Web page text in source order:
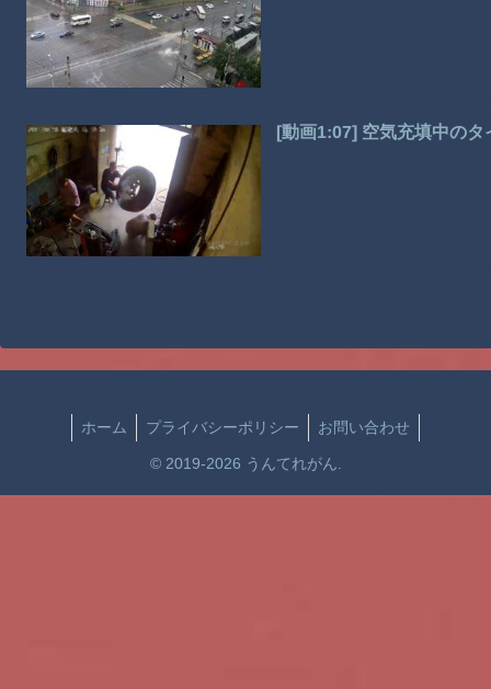
[動画1:07] 空気充填中の
ホーム プライバシーポリシー お問い合わせ
© 2019-2026 うんてれがん.